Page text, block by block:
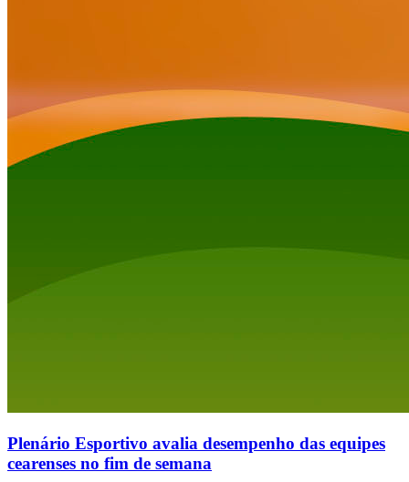
Plenário Esportivo avalia desempenho das equipes
cearenses no fim de semana